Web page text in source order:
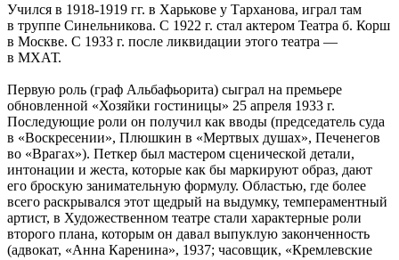
Учился в 1918-1919 гг. в Харькове у Тарханова, играл там
в труппе Синельникова. С 1922 г. стал актером Театра б. Корш
в Москве. С 1933 г. после ликвидации этого театра —
в МХАТ.
Первую роль (граф Альбафьорита) сыграл на премьере
обновленной «Хозяйки гостиницы» 25 апреля 1933 г.
Последующие роли он получил как вводы (председатель суда
в «Воскресении», Плюшкин в «Мертвых душах», Печенегов
во «Врагах»). Петкер был мастером сценической детали,
интонации и жеста, которые как бы маркируют образ, дают
его броскую занимательную формулу. Областью, где более
всего раскрывался этот щедрый на выдумку, темпераментный
артист, в Художественном театре стали характерные роли
второго плана, которым он давал выпуклую законченность
(адвокат, «Анна Каренина», 1937; часовщик, «Кремлевские